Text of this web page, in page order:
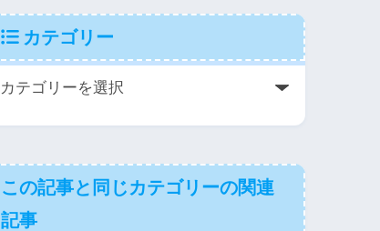
カテゴリー
この記事と同じカテゴリーの関連
記事